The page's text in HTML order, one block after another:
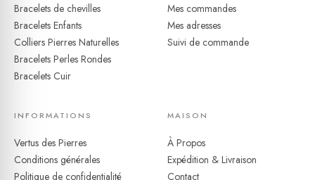
Bracelets de chevilles
Bracelets Enfants
Colliers Pierres Naturelles
Bracelets Perles Rondes
Bracelets Cuir
Mes commandes
Mes adresses
Suivi de commande
INFORMATIONS
Vertus des Pierres
Conditions générales
Politique de confidentialité
MAISON
À Propos
Expédition & Livraison
Contact